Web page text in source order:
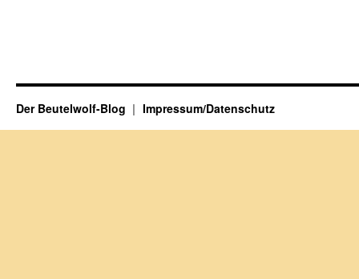
Der Beutelwolf-Blog Impressum/Datenschutz